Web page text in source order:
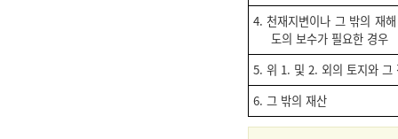
4. 천재지변이나 그 밖의 재
도의 보수가 필요한 경우
5. 위 1. 및 2. 외의 토지와 그
6. 그 밖의 재산